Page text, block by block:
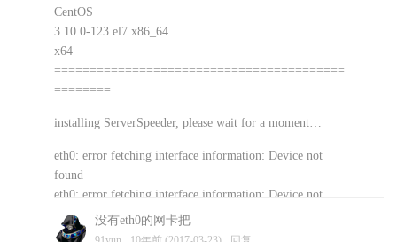
CentOS
3.10.0-123.el7.x86_64
x64
=========================================
========
installing ServerSpeeder, please wait for a moment…
eth0: error fetching interface information: Device not
found
eth0: error fetching interface information: Device not
found
vopsoft 10年前 (2017-03-23) 回复
没有eth0的网卡把